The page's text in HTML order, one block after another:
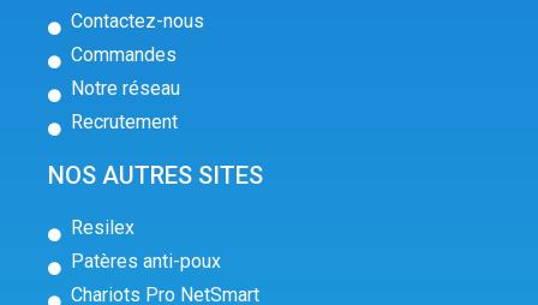
Contactez-nous
Commandes
Notre réseau
Recrutement
NOS AUTRES SITES
Resilex
Patères anti-poux
Chariots Pro NetSmart